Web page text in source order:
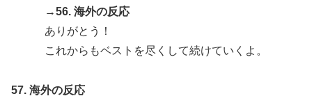
→56. 海外の反応
ありがとう！
これからもベストを尽くして続けていくよ。
57. 海外の反応